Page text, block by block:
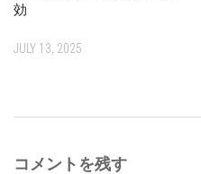
効
JULY 13, 2025
コメントを残す